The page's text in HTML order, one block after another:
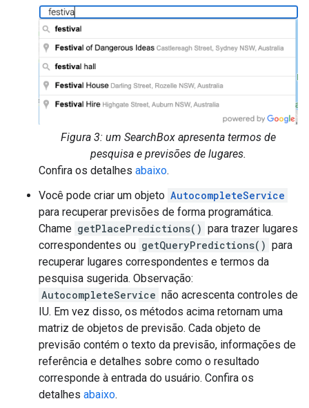
Figura 3: um SearchBox apresenta termos de
pesquisa e previsões de lugares.
Confira os detalhes abaixo.
Você pode criar um objeto AutocompleteService
para recuperar previsões de forma programática.
Chame getPlacePredictions() para trazer lugares
correspondentes ou getQueryPredictions() para
recuperar lugares correspondentes e termos da
pesquisa sugerida. Observação:
AutocompleteService não acrescenta controles de
IU. Em vez disso, os métodos acima retornam uma
matriz de objetos de previsão. Cada objeto de
previsão contém o texto da previsão, informações de
referência e detalhes sobre como o resultado
corresponde à entrada do usuário. Confira os
detalhes abaixo.